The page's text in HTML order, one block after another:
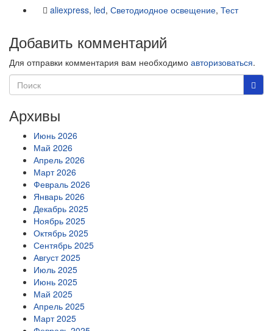
aliexpress, led, Светодиодное освещение, Тест
Добавить комментарий
Для отправки комментария вам необходимо авторизоваться.
Архивы
Июнь 2026
Май 2026
Апрель 2026
Март 2026
Февраль 2026
Январь 2026
Декабрь 2025
Ноябрь 2025
Октябрь 2025
Сентябрь 2025
Август 2025
Июль 2025
Июнь 2025
Май 2025
Апрель 2025
Март 2025